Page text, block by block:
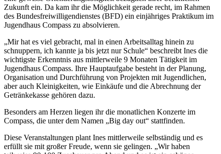
Zukunft ein. Da kam ihr die Möglichkeit gerade recht, im Rahmen
des Bundesfreiwilligendienstes (BFD) ein einjähriges Praktikum im
Jugendhaus Compass zu absolvieren.
„Mir hat es viel gebracht, mal in einen Arbeitsalltag hinein zu
schnuppern, ich kannte ja bis jetzt nur Schule“ beschreibt Ines die
wichtigste Erkenntnis aus mittlerweile 9 Monaten Tätigkeit im
Jugendhaus Compass. Ihre Hauptaufgabe besteht in der Planung,
Organisation und Durchführung von Projekten mit Jugendlichen,
aber auch Kleinigkeiten, wie Einkäufe und die Abrechnung der
Getränkekasse gehören dazu.
Besonders am Herzen liegen ihr die monatlichen Konzerte im
Compass, die unter dem Namen „Big day out“ stattfinden.
Diese Veranstaltungen plant Ines mittlerweile selbständig und es
erfüllt sie mit großer Freude, wenn sie gelingen. „Wir haben